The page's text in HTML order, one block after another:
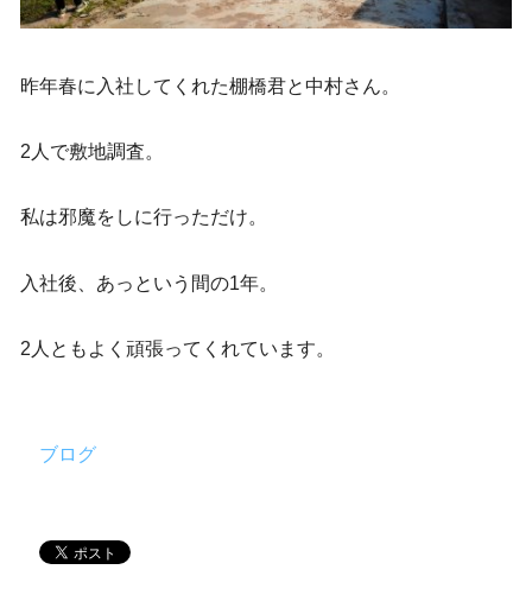
昨年春に入社してくれた棚橋君と中村さん。
2人で敷地調査。
私は邪魔をしに行っただけ。
入社後、あっという間の1年。
2人ともよく頑張ってくれています。
ブログ